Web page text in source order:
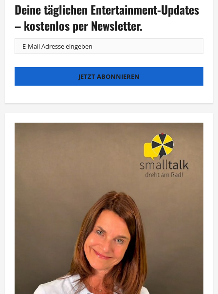
Deine täglichen Entertainment-Updates
– kostenlos per Newsletter.